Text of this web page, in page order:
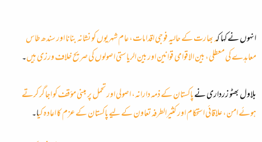
انہوں نے کہا کہ بھارت کے حالیہ فوجی اقدامات، عام شہریوں کو نشانہ بنانا اور سندھ طاس
معاہدے کی معطلی، بین الاقوامی قوانین اور بین الریاستی اصولوں کی صریح خلاف ورزی ہیں۔
بلاول بھٹو زرداری نےپاکستان کے ذمہ دارانہ، اصولی اور تحمل پر مبنی مؤقف کو اجاگر کرتے
ہوئے امن، علاقائی استحکام اور کثیرالطرفہ تعاون کے لیے پاکستان کے عزم کا اعادہ کیا۔